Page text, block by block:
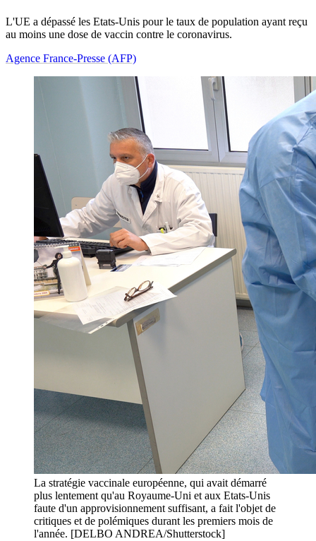
L'UE a dépassé les Etats-Unis pour le taux de population ayant reçu
au moins une dose de vaccin contre le coronavirus.
Agence France-Presse (AFP)
La stratégie vaccinale européenne, qui avait démarré
plus lentement qu'au Royaume-Uni et aux Etats-Unis
faute d'un approvisionnement suffisant, a fait l'objet de
critiques et de polémiques durant les premiers mois de
l'année. [DELBO ANDREA/Shutterstock]